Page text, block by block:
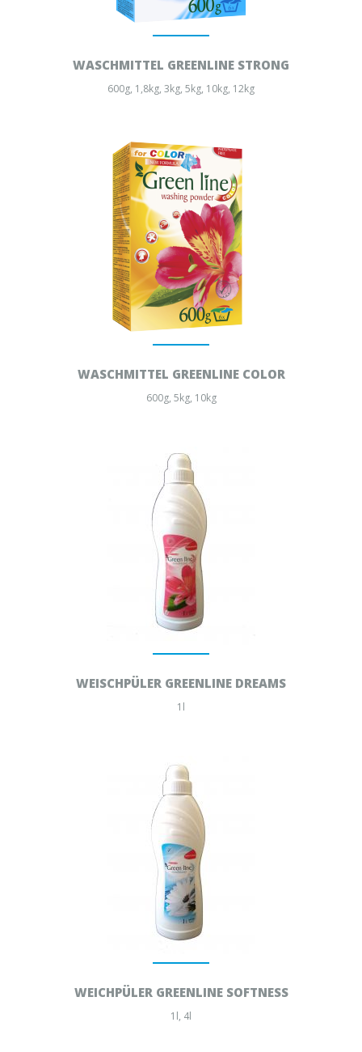
WASCHMITTEL GREENLINE STRONG
600g, 1,8kg, 3kg, 5kg, 10kg, 12kg
WASCHMITTEL GREENLINE COLOR
600g, 5kg, 10kg
WEISCHPÜLER GREENLINE DREAMS
1l
WEICHPÜLER GREENLINE SOFTNESS
1l, 4l